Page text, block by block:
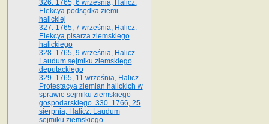
326. 1765, 6 września, Halicz.
Elekcya podsędka ziemi
halickiej
327. 1765, 7 września, Halicz.
Elekcya pisarza ziemskiego
halickiego
328. 1765, 9 września, Halicz.
Laudum sejmiku ziemskiego
deputackiego
329. 1765, 11 września, Halicz.
Protestacya ziemian halickich w
sprawie sejmiku ziemskiego
gospodarskiego. 330. 1766, 25
sierpnia, Halicz. Laudum
sejmiku ziemskiego